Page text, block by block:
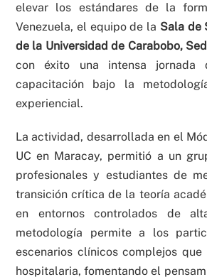
elevar los estándares de la
Venezuela, el equipo de la Sala de
de la Universidad de Carabobo,
con éxito una intensa
capacitación bajo la
experiencial.
La actividad, desarrollada en el
UC en Maracay, permitió a un
profesionales y estudiantes de
transición crítica de la teoría
en entornos controlados de
metodología permite a los
escenarios clínicos complejos
hospitalaria, fomentando el